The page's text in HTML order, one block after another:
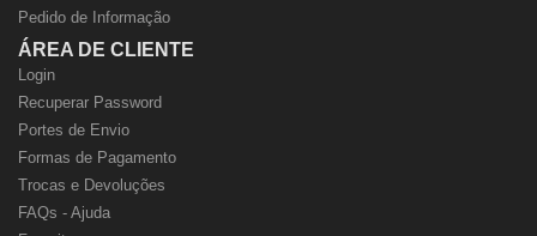
Pedido de Informação
ÁREA DE CLIENTE
Login
Recuperar Password
Portes de Envio
Formas de Pagamento
Trocas e Devoluções
FAQs - Ajuda